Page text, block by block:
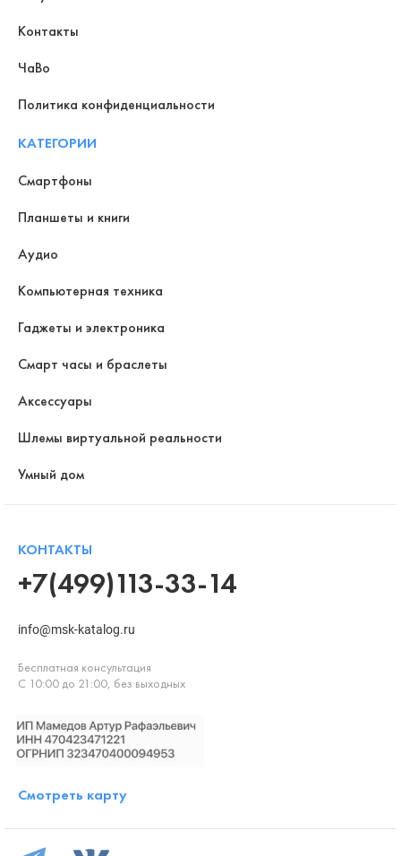
Контакты
ЧаВо
Политика конфиденциальности
КАТЕГОРИИ
Смартфоны
Планшеты и книги
Аудио
Компьютерная техника
Гаджеты и электроника
Смарт часы и браслеты
Аксессуары
Шлемы виртуальной реальности
Умный дом
КОНТАКТЫ
+7(499)113-33-14
info@msk-katalog.ru
Бесплатная консультация
С 10:00 до 21:00, без выходных
Смотреть карту